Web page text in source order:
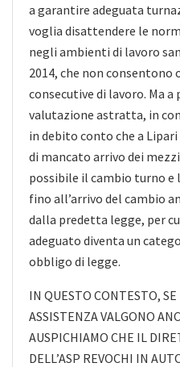
a garantire adeguata
voglia disattendere le
negli ambienti di lavoro
2014, che non consentono
consecutive di lavoro. Ma a
valutazione astratta, in
in debito conto che a
di mancato arrivo dei
possibile il cambio turno e
fino all’arrivo del cambio
dalla predetta legge, per
adeguato diventa un
obbligo di legge.
IN QUESTO CONTESTO,
ASSISTENZA VALGONO
AUSPICHIAMO CHE IL
DELL’ASP REVOCHI IN